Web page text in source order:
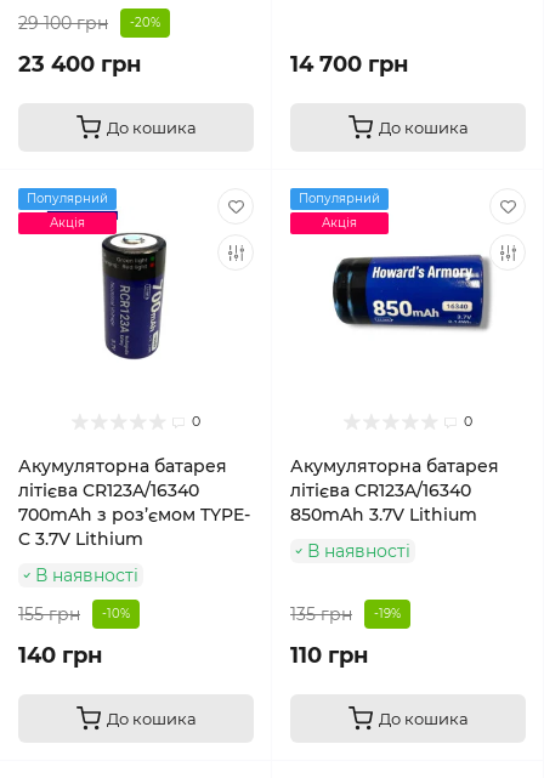
29 100 грн -20%
23 400 грн
До кошика
14 700 грн
До кошика
Популярний
Акція
0
Акумуляторна батарея
літієва CR123A/16340
700mAh з роз’ємом TYPE-
C 3.7V Lithium
В наявності
155 грн
-10%
140 грн
До кошика
Популярний
Акція
0
Акумуляторна батарея
літієва CR123A/16340
850mAh 3.7V Lithium
В наявності
135 грн -19%
110 грн
До кошика